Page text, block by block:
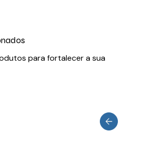
para fortalecer a sua